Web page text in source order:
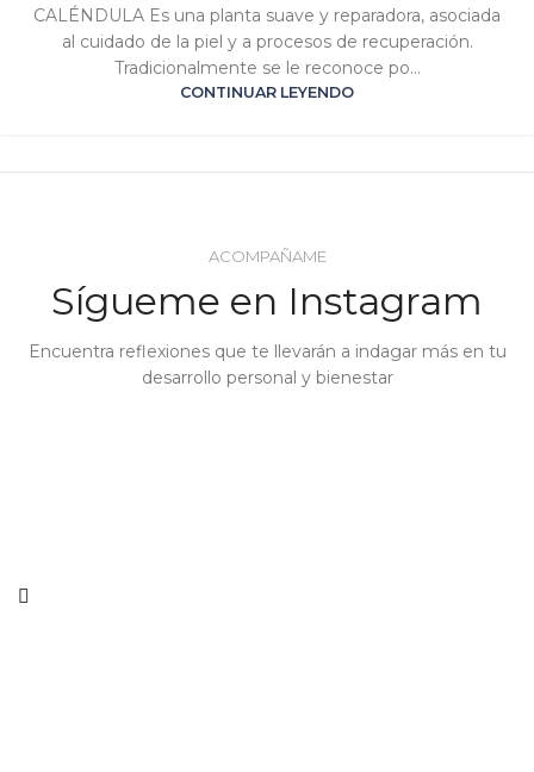
CALÉNDULA Es una planta suave y reparadora, asociada
al cuidado de la piel y a procesos de recuperación.
Tradicionalmente se le reconoce po...
CONTINUAR LEYENDO
ACOMPAÑAME
Sígueme en Instagram
Encuentra reflexiones que te llevarán a indagar más en tu
desarrollo personal y bienestar